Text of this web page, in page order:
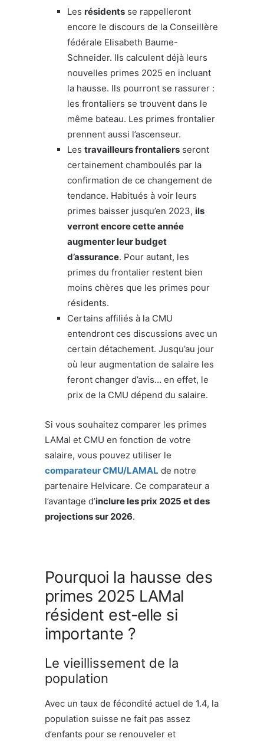
Les résidents se rappelleront
encore le discours de la Conseillère
fédérale Elisabeth Baume-
Schneider. Ils calculent déjà leurs
nouvelles primes 2025 en incluant
la hausse. Ils pourront se rassurer :
les frontaliers se trouvent dans le
même bateau. Les primes frontalier
prennent aussi l’ascenseur.
Les travailleurs frontaliers seront
certainement chamboulés par la
confirmation de ce changement de
tendance. Habitués à voir leurs
primes baisser jusqu’en 2023, ils
verront encore cette année
augmenter leur budget
d’assurance. Pour autant, les
primes du frontalier restent bien
moins chères que les primes pour
résidents.
Certains affiliés à la CMU
entendront ces discussions avec un
certain détachement. Jusqu’au jour
où leur augmentation de salaire les
feront changer d’avis… en effet, le
prix de la CMU dépend du salaire.
Si vous souhaitez comparer les primes
LAMal et CMU en fonction de votre
salaire, vous pouvez utiliser le
comparateur CMU/LAMAL de notre
partenaire Helvicare. Ce comparateur a
l’avantage d’inclure les prix 2025 et des
projections sur 2026.
Pourquoi la hausse des
primes 2025 LAMal
résident est-elle si
importante ?
Le vieillissement de la
population
Avec un taux de fécondité actuel de 1.4, la
population suisse ne fait pas assez
d’enfants pour se renouveler et